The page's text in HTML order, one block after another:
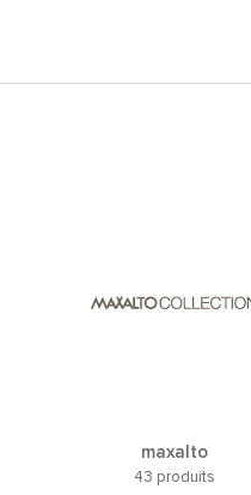
maxalto
43 produits